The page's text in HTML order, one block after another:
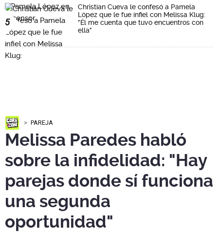
5
Christian Cueva le confesó a Pamela
López que le fue infiel con Melissa Klug:
"Él me cuenta que tuvo encuentros con
ella"
PAREJA
Melissa Paredes habló
sobre la infidelidad: "Hay
parejas donde sí funciona
una segunda
oportunidad"